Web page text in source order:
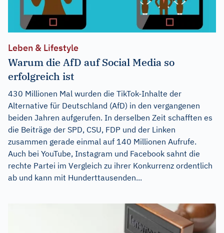
Leben & Lifestyle
Warum die AfD auf Social Media so
erfolgreich ist
430 Millionen Mal wurden die TikTok-Inhalte der
Alternative für Deutschland (AfD) in den vergangenen
beiden Jahren aufgerufen. In derselben Zeit schafften es
die Beiträge der SPD, CSU, FDP und der Linken
zusammen gerade einmal auf 140 Millionen Aufrufe.
Auch bei YouTube, Instagram und Facebook sahnt die
rechte Partei im Vergleich zu ihrer Konkurrenz ordentlich
ab und kann mit Hunderttausenden...